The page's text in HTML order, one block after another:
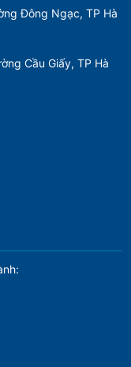
Đông Ngạc, TP Hà
Cầu Giấy, TP Hà